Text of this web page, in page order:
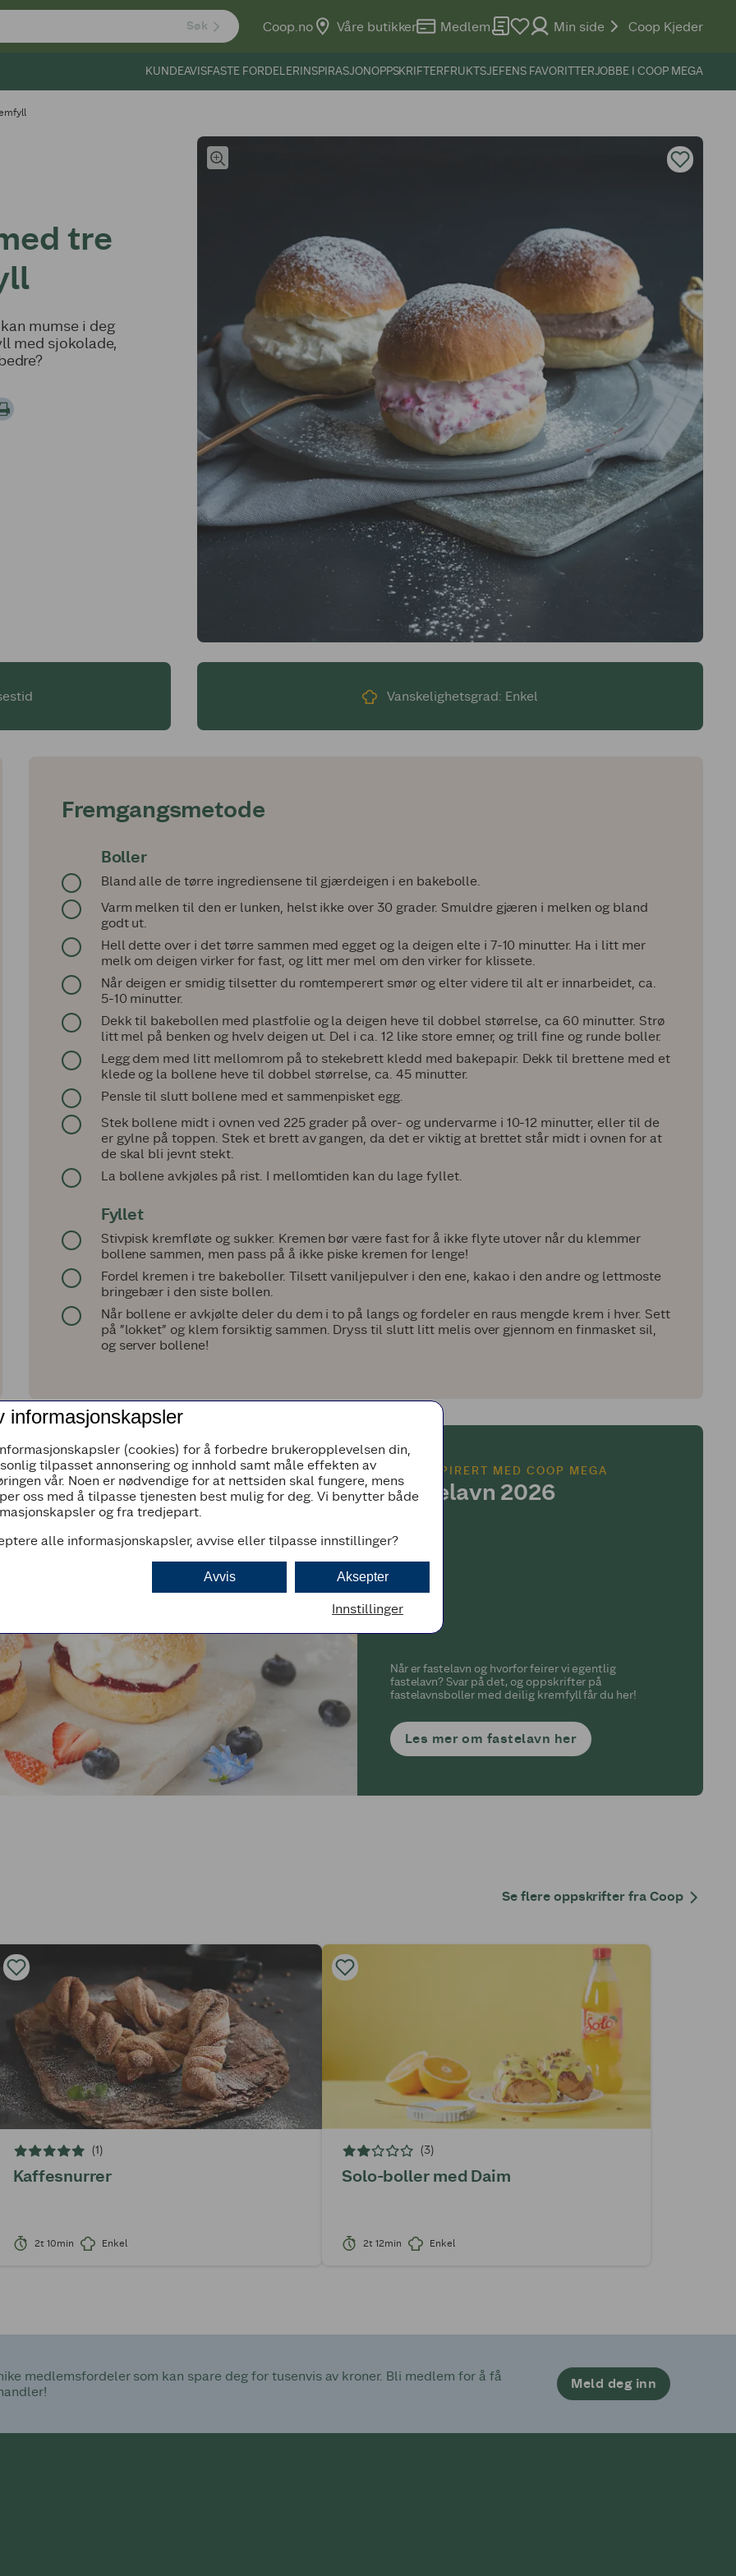
Søk Coop.no Våre butikker Medlem Min side Coop Kjeder
KUNDEAVISFASTE FORDELERINSPIRASJONOPPSKRIFTERFRUKTSJEFENS FAVORITTERJOBBE I COOP MEGA
tre
mumse i deg
med sjokolade,
Vanskelighetsgrad: Enkel
Fremgangsmetode
Boller
Bland alle de tørre ingrediensene til gjærdeigen i en bakebolle.
Varm melken til den er lunken, helst ikke over 30 grader. Smuldre gjæren i melken og bland
godt ut.
Hell dette over i det tørre sammen med egget og la deigen elte i 7-10 minutter. Ha i litt mer
melk om deigen virker for fast, og litt mer mel om den virker for klissete.
Når deigen er smidig tilsetter du romtemperert smør og elter videre til alt er innarbeidet, ca.
5-10 minutter.
Dekk til bakebollen med plastfolie og la deigen heve til dobbel størrelse, ca 60 minutter. Strø
litt mel på benken og hvelv deigen ut. Del i ca. 12 like store emner, og trill fine og runde boller.
Legg dem med litt mellomrom på to stekebrett kledd med bakepapir. Dekk til brettene med et
klede og la bollene heve til dobbel størrelse, ca. 45 minutter.
Pensle til slutt bollene med et sammenpisket egg.
Stek bollene midt i ovnen ved 225 grader på over- og undervarme i 10-12 minutter, eller til de
er gylne på toppen. Stek et brett av gangen, da det er viktig at brettet står midt i ovnen for at
de skal bli jevnt stekt.
La bollene avkjøles på rist. I mellomtiden kan du lage fyllet.
Fyllet
Stivpisk kremfløte og sukker. Kremen bør være fast for å ikke flyte utover når du klemmer
bollene sammen, men pass på å ikke piske kremen for lenge!
Fordel kremen i tre bakeboller. Tilsett vaniljepulver i den ene, kakao i den andre og lettmoste
bringebær i den siste bollen.
Når bollene er avkjølte deler du dem i to på langs og fordeler en raus mengde krem i hver. Sett
på ”lokket” og klem forsiktig sammen. Dryss til slutt litt melis over gjennom en finmasket sil,
og server bollene!
BLI INSPIRERT MED COOP MEGA
Fastelavn 2026
Når er fastelavn og hvorfor feirer vi egentlig
fastelavn? Svar på det, og oppskrifter på
fastelavnsboller med deilig kremfyll får du her!
Les mer om fastelavn her
Se flere oppskrifter fra Coop
(1)
Kaffesnurrer
2t 10min Enkel
(3)
Solo-boller med Daim
2t 12min Enkel
medlemsfordeler som kan spare deg for tusenvis av kroner. Bli medlem for å få
Meld deg inn
informasjonskapsler
(cookies) for å forbedre brukeropplevelsen din,
tilpasset annonsering og innhold samt måle effekten av
vår. Noen er nødvendige for at nettsiden skal fungere, mens
oss med å tilpasse tjenesten best mulig for deg. Vi benytter både
og fra tredjepart.
alle informasjonskapsler, avvise eller tilpasse innstillinger?
Aksepter
Avvis
Innstillinger